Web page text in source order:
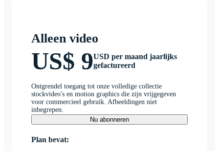
Alleen video
US$ 9USD per maand jaarlijks
gefactureerd
Ontgrendel toegang tot onze volledige collectie
stockvideo's en motion graphics die zijn vrijgegeven
voor commercieel gebruik. Afbeeldingen niet
inbegrepen.
Nu abonneren
Plan bevat: